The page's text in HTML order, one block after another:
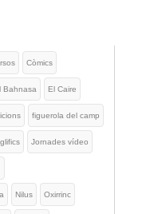
Còmics
Bahnasa El Caire
figuerola del camp
Jornades vídeo
Nilus Oxirrinc